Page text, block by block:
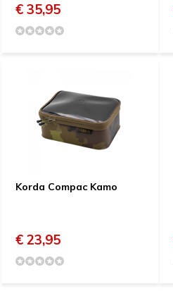
€ 35,95
Korda Compac Kamo
€ 23,95